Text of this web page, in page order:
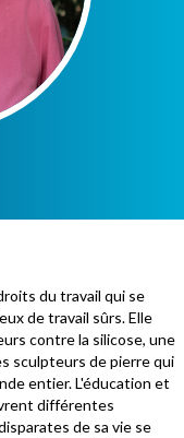
du travail qui se
de travail sûrs. Elle
contre la silicose, une
sculpteurs de pierre qui
entier. L'éducation et
différentes
de sa vie se